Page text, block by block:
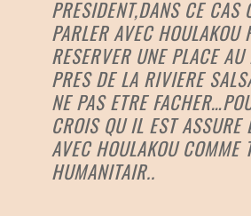
PRESIDENT,DANS CE CAS
PARLER AVEC HOULAKOU
RESERVER UNE PLACE
PRES DE LA RIVIERE
NE PAS ETRE
CROIS QU IL EST ASSURE
AVEC HOULAKOU COMME
HUMANITAIR..